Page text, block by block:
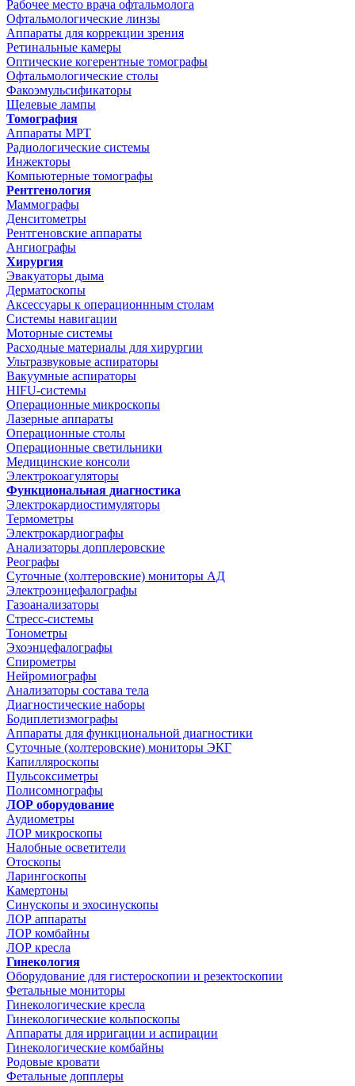
Рабочее место врача офтальмолога
Офтальмологические линзы
Аппараты для коррекции зрения
Ретинальные камеры
Оптические когерентные томографы
Офтальмологические столы
Факоэмульсификаторы
Щелевые лампы
Томография
Аппараты МРТ
Радиологические системы
Инжекторы
Компьютерные томографы
Рентгенология
Маммографы
Денситометры
Рентгеновские аппараты
Ангиографы
Хирургия
Эвакуаторы дыма
Дерматоскопы
Аксессуары к операционнным столам
Системы навигации
Моторные системы
Расходные материалы для хирургии
Ультразвуковые аспираторы
Вакуумные аспираторы
HIFU-системы
Операционные микроскопы
Лазерные аппараты
Операционные столы
Операционные светильники
Медицинские консоли
Электрокоагуляторы
Функциональная диагностика
Электрокардиостимуляторы
Термометры
Электрокардиографы
Анализаторы допплеровские
Реографы
Суточные (холтеровские) мониторы АД
Электроэнцефалографы
Газоанализаторы
Стресс-системы
Тонометры
Эхоэнцефалографы
Спирометры
Нейромиографы
Анализаторы состава тела
Диагностические наборы
Бодиплетизмографы
Аппараты для функциональной диагностики
Суточные (холтеровские) мониторы ЭКГ
Капилляроскопы
Пульсоксиметры
Полисомнографы
ЛОР оборудование
Аудиометры
ЛОР микроскопы
Налобные осветители
Отоскопы
Ларингоскопы
Камертоны
Синускопы и эхосинускопы
ЛОР аппараты
ЛОР комбайны
ЛОР кресла
Гинекология
Оборудование для гистероскопии и резектоскопии
Фетальные мониторы
Гинекологические кресла
Гинекологические кольпоскопы
Аппараты для ирригации и аспирации
Гинекологические комбайны
Родовые кровати
Фетальные допплеры